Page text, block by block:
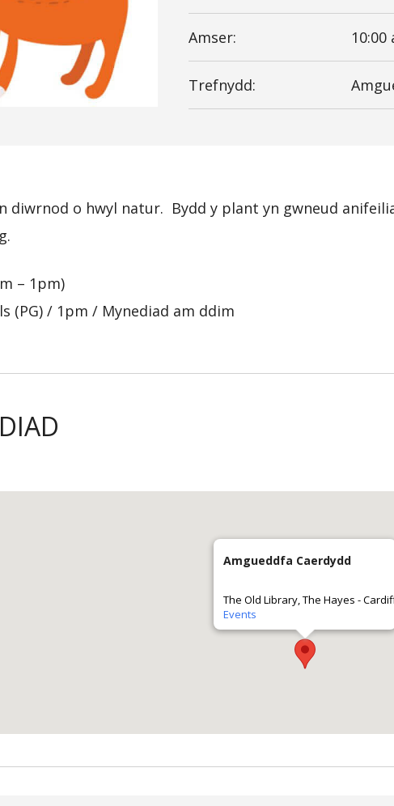
Amser: 10:00
Trefnydd:
diwrnod o hwyl natur. Bydd y plant yn gwneud
– 1pm)
(PG) / 1pm / Mynediad am ddim
Amgueddfa Caerdydd
The Old Library, The Hayes -
Events